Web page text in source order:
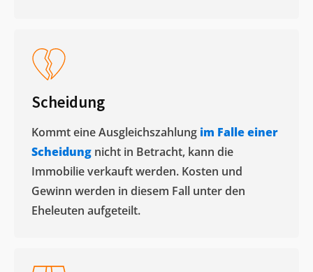
Scheidung
Kommt eine Ausgleichszahlung im Falle einer
Scheidung nicht in Betracht, kann die
Immobilie verkauft werden. Kosten und
Gewinn werden in diesem Fall unter den
Eheleuten aufgeteilt.​